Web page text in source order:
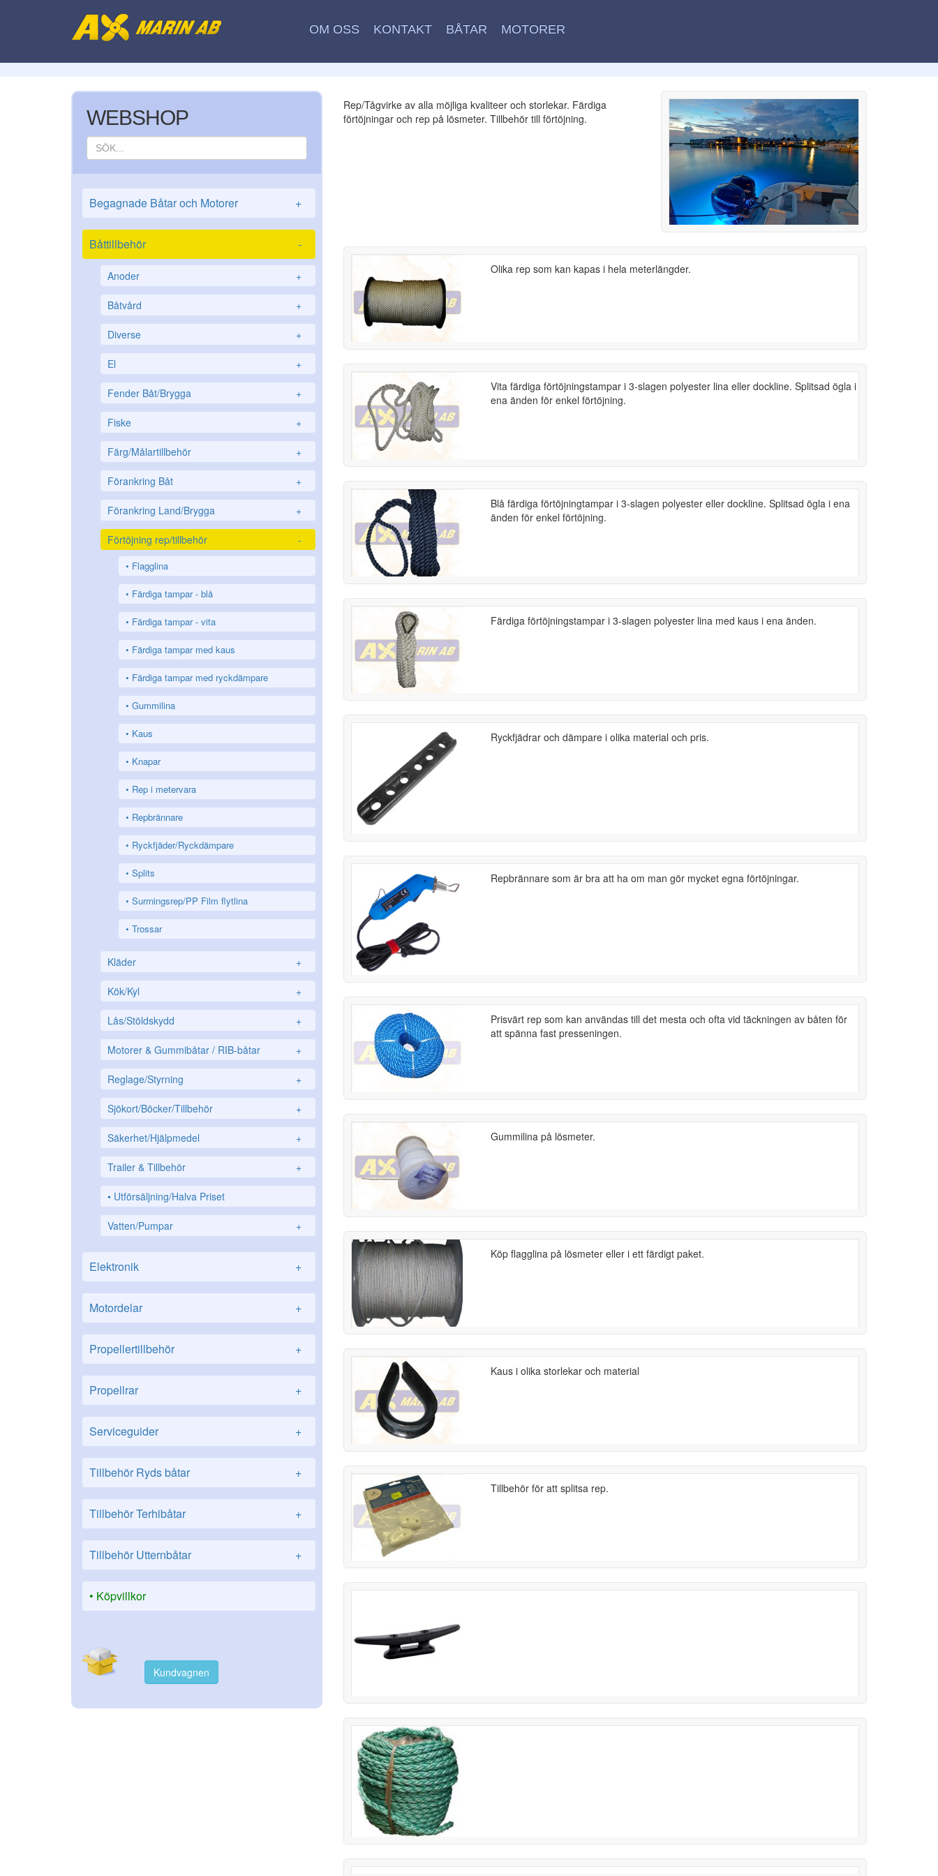
OM OSS KONTAKT BÅTAR MOTORER
WEBSHOP
Begagnade Båtar och Motorer +
Båttillbehör -
Anoder +
Båtvård +
Diverse +
El +
Fender Båt/Brygga +
Fiske +
Färg/Målartillbehör +
Förankring Båt +
Förankring Land/Brygga +
Förtöjning rep/tillbehör -
Flagglina
Färdiga tampar - blå
Färdiga tampar - vita
Färdiga tampar med kaus
Färdiga tampar med ryckdämpare
Gummilina
Kaus
Knapar
Rep i metervara
Repbrännare
Ryckfjäder/Ryckdämpare
Splits
Surrningsrep/PP Film flytlina
Trossar
Kläder +
Kök/Kyl +
Lås/Stöldskydd +
Motorer & Gummibåtar / RIB-båtar +
Reglage/Styrning +
Sjökort/Böcker/Tillbehör +
Säkerhet/Hjälpmedel +
Trailer & Tillbehör +
Utförsäljning/Halva Priset
Vatten/Pumpar +
Elektronik +
Motordelar +
Propellertillbehör +
Propellrar +
Serviceguider +
Tillbehör Ryds båtar +
Tillbehör Terhibåtar +
Tillbehör Utternbåtar +
Köpvillkor
Kundvagnen
Rep/Tågvirke av alla möjliga kvaliteer och storlekar. Färdiga
förtöjningar och rep på lösmeter. Tillbehör till förtöjning.
Olika rep som kan kapas i hela meterlängder.
Vita färdiga förtöjningstampar i 3-slagen polyester lina eller dockline. Splitsad ögla i
ena änden för enkel förtöjning.
Blå färdiga förtöjningtampar i 3-slagen polyester eller dockline. Splitsad ögla i ena
änden för enkel förtöjning.
Färdiga förtöjningstampar i 3-slagen polyester lina med kaus i ena änden.
Ryckfjädrar och dämpare i olika material och pris.
Repbrännare som är bra att ha om man gör mycket egna förtöjningar.
Prisvärt rep som kan användas till det mesta och ofta vid täckningen av båten för
att spänna fast presseningen.
Gummilina på lösmeter.
Köp flagglina på lösmeter eller i ett färdigt paket.
Kaus i olika storlekar och material
Tillbehör för att splitsa rep.